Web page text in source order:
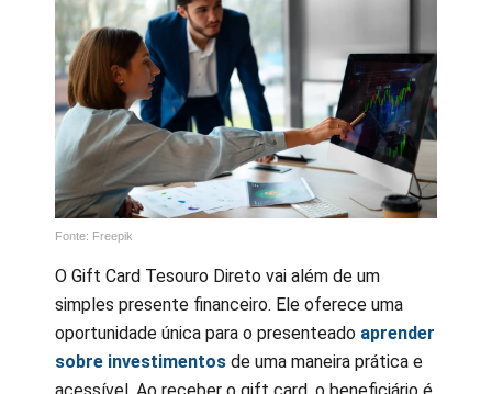
Fonte: Freepik
O Gift Card Tesouro Direto vai além de um
simples presente financeiro. Ele oferece uma
oportunidade única para o presenteado aprender
sobre investimentos de uma maneira prática e